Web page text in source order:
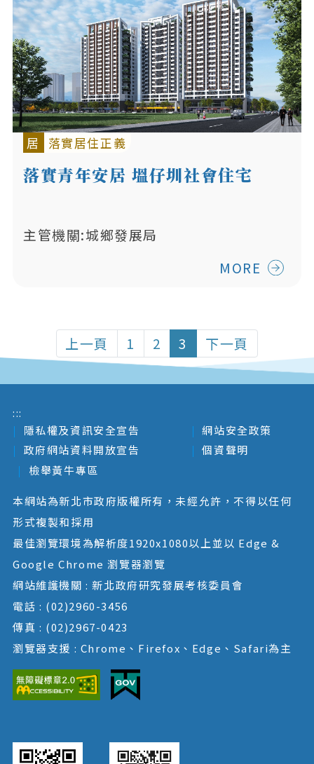
居 落實居住正義
落實青年安居 塭仔圳社會住宅
主管機關:城鄉發展局
MORE
上一頁 1 2 3 下一頁
:::
隱私權及資訊安全宣告
網站安全政策
政府網站資料開放宣告
個資聲明
檢舉黃牛專區
本網站為新北市政府版權所有，未經允許，不得以任何
形式複製和採用
最佳瀏覽環境為解析度1920x1080以上並以 Edge &
Google Chrome 瀏覽器瀏覽
網站維護機關 : 新北政府研究發展考核委員會
電話 : (02)2960-3456
傳真 : (02)2967-0423
瀏覽器支援 : Chrome、Firefox、Edge、Safari為主